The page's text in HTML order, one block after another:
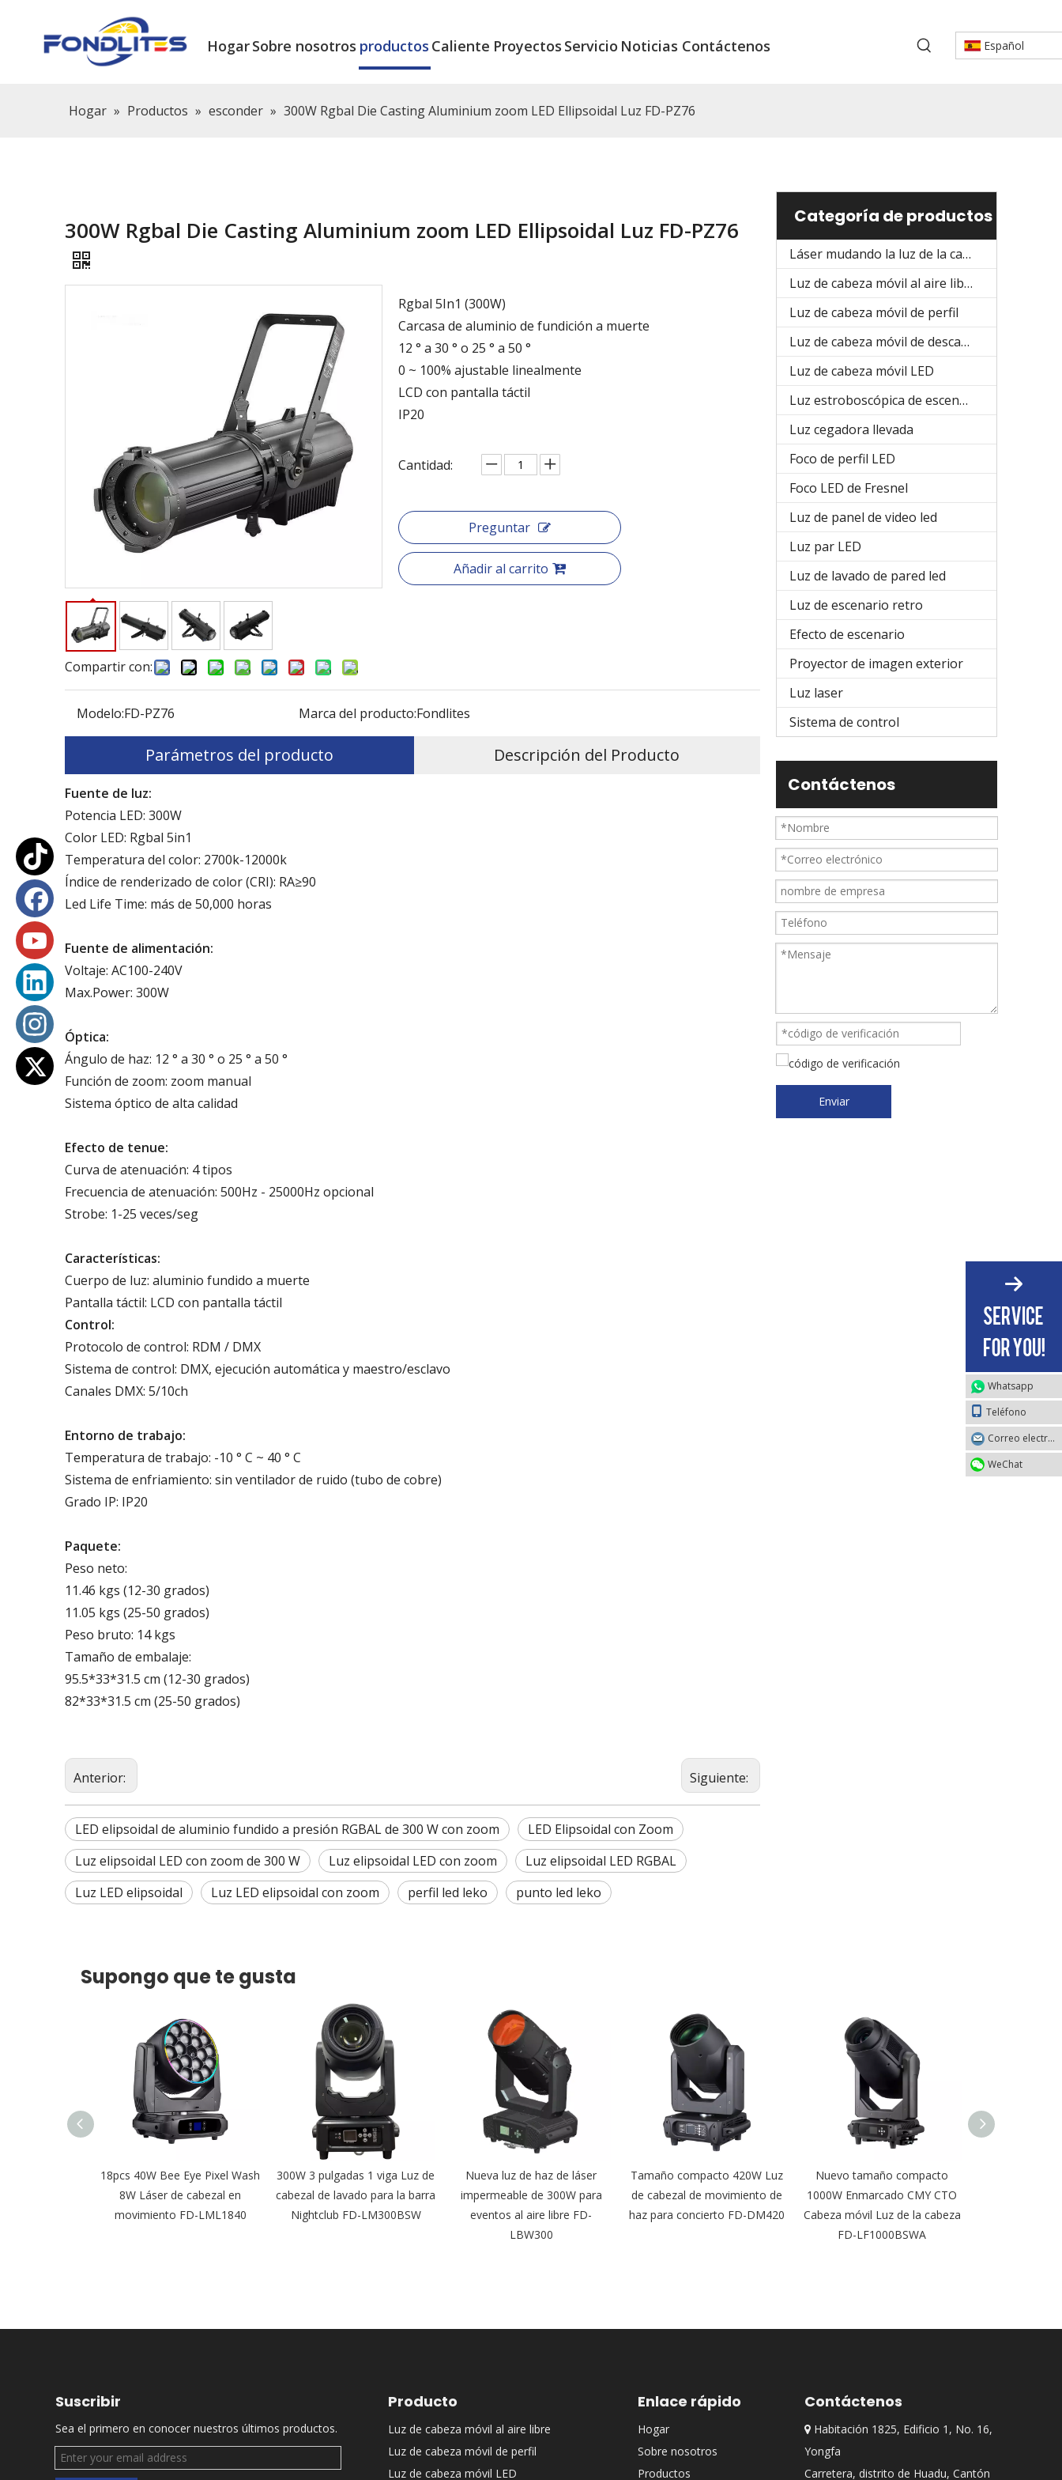
HogarSobre nosotros productos Caliente Proyectos Servicio Noticias Contáctenos Español
Hogar » Productos » esconder » 300W Rgbal Die Casting Aluminium zoom LED Ellipsoidal Luz FD-PZ76
300W Rgbal Die Casting Aluminium zoom LED Ellipsoidal Luz FD-PZ76
Compartir con:
Rgbal 5In1 (300W)
Carcasa de aluminio de fundición a muerte
12 ° a 30 ° o 25 ° a 50 °
0 ~ 100% ajustable linealmente
LCD con pantalla táctil
IP20
Cantidad:
Preguntar
Añadir al carrito
Modelo:FD-PZ76 Marca del producto:Fondlites
Parámetros del producto Descripción del Producto
Fuente de luz:
Potencia LED: 300W
Color LED: Rgbal 5in1
Temperatura del color: 2700k-12000k
Índice de renderizado de color (CRI): RA≥90
Led Life Time: más de 50,000 horas
Fuente de alimentación:
Voltaje: AC100-240V
Max.Power: 300W
Óptica:
Ángulo de haz: 12 ° a 30 ° o 25 ° a 50 °
Función de zoom: zoom manual
Sistema óptico de alta calidad
Efecto de tenue:
Curva de atenuación: 4 tipos
Frecuencia de atenuación: 500Hz - 25000Hz opcional
Strobe: 1-25 veces/seg
Características:
Cuerpo de luz: aluminio fundido a muerte
Pantalla táctil: LCD con pantalla táctil
Control:
Protocolo de control: RDM / DMX
Sistema de control: DMX, ejecución automática y maestro/esclavo
Canales DMX: 5/10ch
Entorno de trabajo:
Temperatura de trabajo: -10 ° C ~ 40 ° C
Sistema de enfriamiento: sin ventilador de ruido (tubo de cobre)
Grado IP: IP20
Paquete:
Peso neto:
11.46 kgs (12-30 grados)
11.05 kgs (25-50 grados)
Peso bruto: 14 kgs
Tamaño de embalaje:
95.5*33*31.5 cm (12-30 grados)
82*33*31.5 cm (25-50 grados)
Anterior: Siguiente:
LED elipsoidal de aluminio fundido a presión RGBAL de 300 W con zoom
LED Elipsoidal con Zoom
Luz elipsoidal LED con zoom de 300 W
Luz elipsoidal LED con zoom
Luz elipsoidal LED RGBAL
Luz LED elipsoidal
Luz LED elipsoidal con zoom perfil led leko punto led leko
Categoría de productos
Láser mudando la luz de la cabeza
Luz de cabeza móvil al aire libre
Luz de cabeza móvil de perfil
Luz de cabeza móvil de descarga
Luz de cabeza móvil LED
Luz estroboscópica de escenario
Luz cegadora llevada
Foco de perfil LED
Foco LED de Fresnel
Luz de panel de video led
Luz par LED
Luz de lavado de pared led
Luz de escenario retro
Efecto de escenario
Proyector de imagen exterior
Luz laser
Sistema de control
Contáctenos
Enviar
Supongo que te gusta
18pcs 40W Bee Eye Pixel Wash
8W Láser de cabezal en
movimiento FD-LML1840
300W 3 pulgadas 1 viga Luz de
cabezal de lavado para la barra
Nightclub FD-LM300BSW
Nueva luz de haz de láser
impermeable de 300W para
eventos al aire libre FD-
LBW300
Tamaño compacto 420W Luz
de cabezal de movimiento de
haz para concierto FD-DM420
Nuevo tamaño compacto
1000W Enmarcado CMY CTO
Cabeza móvil Luz de la cabeza
FD-LF1000BSWA
Suscribir
Sea el primero en conocer nuestros últimos productos.
Whatsapp
Teléfono
Correo electrónico
WeChat
Producto
Luz de cabeza móvil al aire libre
Luz de cabeza móvil de perfil
Luz de cabeza móvil LED
Enlace rápido
Hogar
Sobre nosotros
Productos
Contáctenos
Habitación 1825, Edificio 1, No. 16,
Yongfa
Carretera, distrito de Huadu, Cantón